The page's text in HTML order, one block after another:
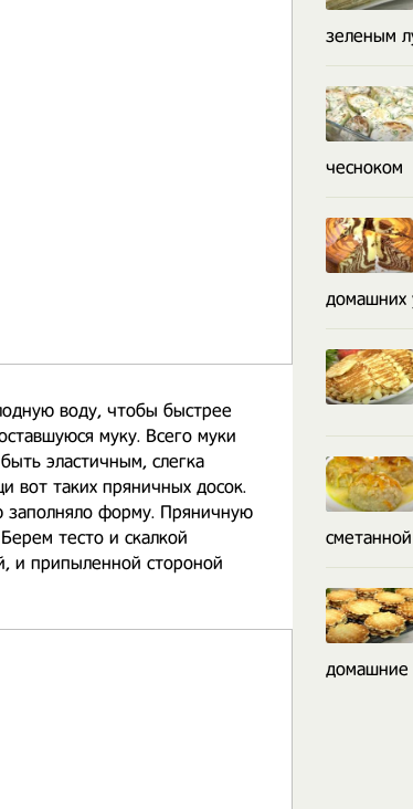
воду, чтобы быстрее
муку. Всего муки
эластичным, слегка
таких пряничных досок.
заполняло форму. Пряничную
тесто и скалкой
и припыленной стороной
зеленым
чесноком
домашних
домашние